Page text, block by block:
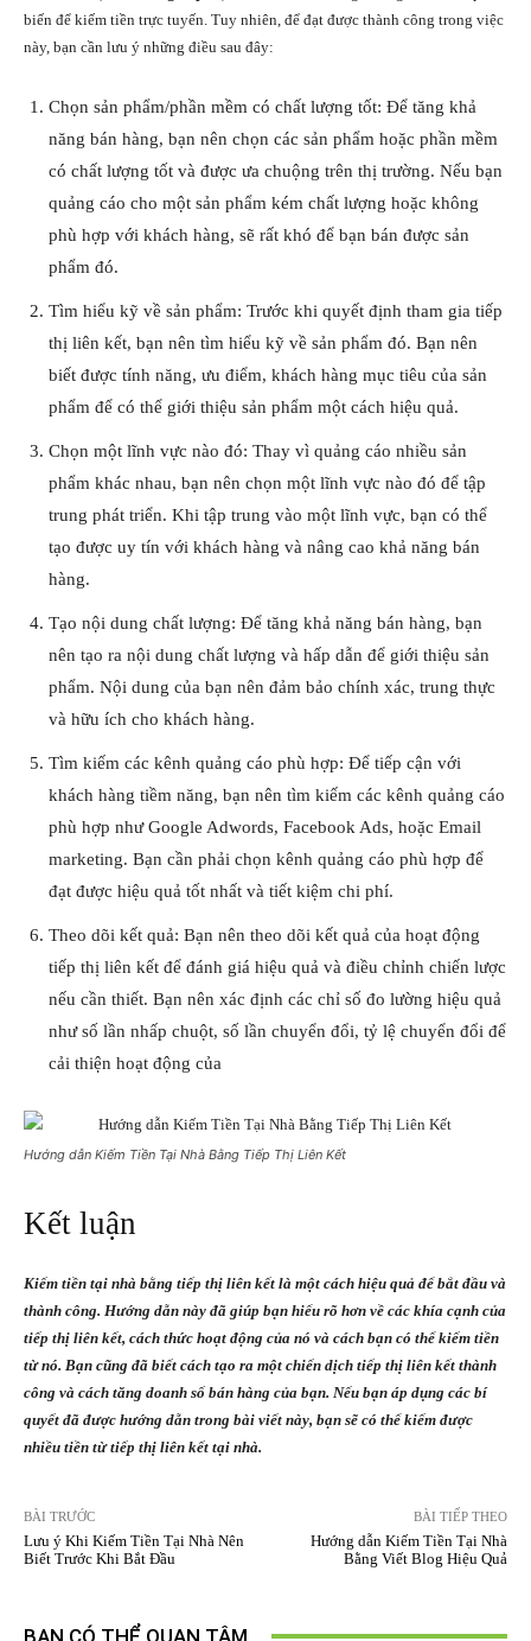
biến để kiếm tiền trực tuyến. Tuy nhiên, để đạt được thành công trong việc
này, bạn cần lưu ý những điều sau đây:
Chọn sản phẩm/phần mềm có chất lượng tốt: Để tăng khả
năng bán hàng, bạn nên chọn các sản phẩm hoặc phần mềm
có chất lượng tốt và được ưa chuộng trên thị trường. Nếu bạn
quảng cáo cho một sản phẩm kém chất lượng hoặc không
phù hợp với khách hàng, sẽ rất khó để bạn bán được sản
phẩm đó.
Tìm hiểu kỹ về sản phẩm: Trước khi quyết định tham gia tiếp
thị liên kết, bạn nên tìm hiểu kỹ về sản phẩm đó. Bạn nên
biết được tính năng, ưu điểm, khách hàng mục tiêu của sản
phẩm để có thể giới thiệu sản phẩm một cách hiệu quả.
Chọn một lĩnh vực nào đó: Thay vì quảng cáo nhiều sản
phẩm khác nhau, bạn nên chọn một lĩnh vực nào đó để tập
trung phát triển. Khi tập trung vào một lĩnh vực, bạn có thể
tạo được uy tín với khách hàng và nâng cao khả năng bán
hàng.
Tạo nội dung chất lượng: Để tăng khả năng bán hàng, bạn
nên tạo ra nội dung chất lượng và hấp dẫn để giới thiệu sản
phẩm. Nội dung của bạn nên đảm bảo chính xác, trung thực
và hữu ích cho khách hàng.
Tìm kiếm các kênh quảng cáo phù hợp: Để tiếp cận với
khách hàng tiềm năng, bạn nên tìm kiếm các kênh quảng cáo
phù hợp như Google Adwords, Facebook Ads, hoặc Email
marketing. Bạn cần phải chọn kênh quảng cáo phù hợp để
đạt được hiệu quả tốt nhất và tiết kiệm chi phí.
Theo dõi kết quả: Bạn nên theo dõi kết quả của hoạt động
tiếp thị liên kết để đánh giá hiệu quả và điều chỉnh chiến lược
nếu cần thiết. Bạn nên xác định các chỉ số đo lường hiệu quả
như số lần nhấp chuột, số lần chuyển đổi, tỷ lệ chuyển đổi để
cải thiện hoạt động của
Hướng dẫn Kiếm Tiền Tại Nhà Bằng Tiếp Thị Liên Kết
Kết luận
Kiếm tiền tại nhà bằng tiếp thị liên kết là một cách hiệu quả để bắt đầu và
thành công. Hướng dẫn này đã giúp bạn hiểu rõ hơn về các khía cạnh của
tiếp thị liên kết, cách thức hoạt động của nó và cách bạn có thể kiếm tiền
từ nó. Bạn cũng đã biết cách tạo ra một chiến dịch tiếp thị liên kết thành
công và cách tăng doanh số bán hàng của bạn. Nếu bạn áp dụng các bí
quyết đã được hướng dẫn trong bài viết này, bạn sẽ có thể kiếm được
nhiều tiền từ tiếp thị liên kết tại nhà.
BÀI TRƯỚC
Lưu ý Khi Kiếm Tiền Tại Nhà Nên
Biết Trước Khi Bắt Đầu
BÀI TIẾP THEO
Hướng dẫn Kiếm Tiền Tại Nhà
Bằng Viết Blog Hiệu Quả
BẠN CÓ THỂ QUAN TÂM